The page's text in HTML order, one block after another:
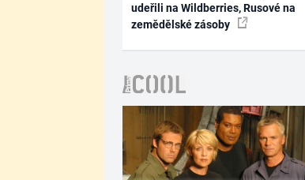
udeřili na Wildberries, Rusové na
zemědělské zásoby